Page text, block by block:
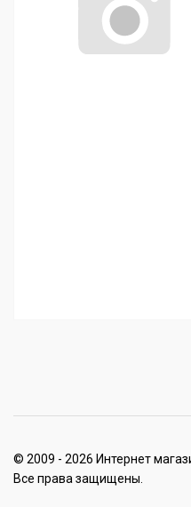
© 2009 - 2026 Интернет
Все права защищены.